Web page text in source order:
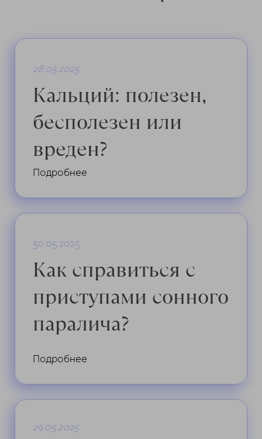
28.05.2025
Кальций: полезен,
бесполезен или
вреден?
Подробнее
30.05.2025
Как справиться с
приступами сонного
паралича?
Подробнее
29.05.2025